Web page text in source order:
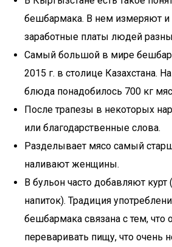
бешбармака. В нем измеряют и
заработные платы людей
Самый большой в мире
2015 г. в столице Казахстана.
блюда понадобилось 700 кг
После трапезы в некоторых
или благодарственные слова.
Разделывает мясо самый
наливают женщины.
В бульон часто добавляют
напиток). Традиция
бешбармака связана с тем, что
переваривать пищу, что очень